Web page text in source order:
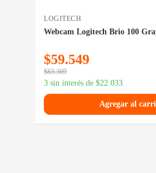
LOGITECH
Webcam Logitech Brio 100
$59.549
$83.369
3 sin interés de $22.033
Agregar al